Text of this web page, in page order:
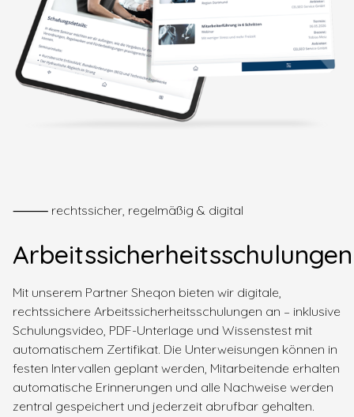
⸻ rechtssicher, regelmäßig & digital
Arbeitssicherheitsschulungen
Mit unserem Partner Sheqon bieten wir digitale,
rechtssichere Arbeitssicherheitsschulungen an – inklusive
Schulungsvideo, PDF-Unterlage und Wissenstest mit
automatischem Zertifikat. Die Unterweisungen können in
festen Intervallen geplant werden, Mitarbeitende erhalten
automatische Erinnerungen und alle Nachweise werden
zentral gespeichert und jederzeit abrufbar gehalten.